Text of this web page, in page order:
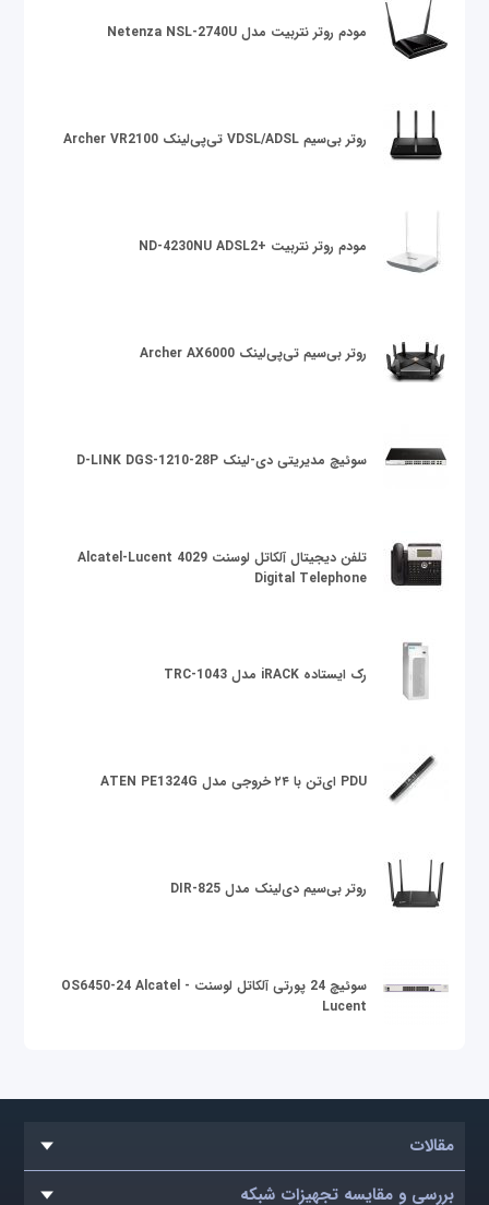
مودم روتر نتربیت مدل Netenza NSL-2740U
روتر بی‌سیم VDSL/ADSL تی‌پی‌لینک Archer VR2100
مودم روتر نتربیت +ND-4230NU ADSL2
روتر بی‌سیم تی‌پی‌لینک Archer AX6000
سوئیچ مدیریتی دی-لینک D-LINK DGS-1210-28P
تلفن دیجیتال آلکاتل لوسنت Alcatel-Lucent 4029
Digital Telephone
رک ایستاده iRACK مدل TRC-1043
PDU ای‌تن با ۲۴ خروجی مدل ATEN PE1324G
روتر بی‌سیم دی‌لینک مدل DIR-825
سوئیچ 24 پورتی آلکاتل لوسنت OS6450-24 Alcatel -
Lucent
مقالات
بررسی و مقایسه تجهیزات شبکه